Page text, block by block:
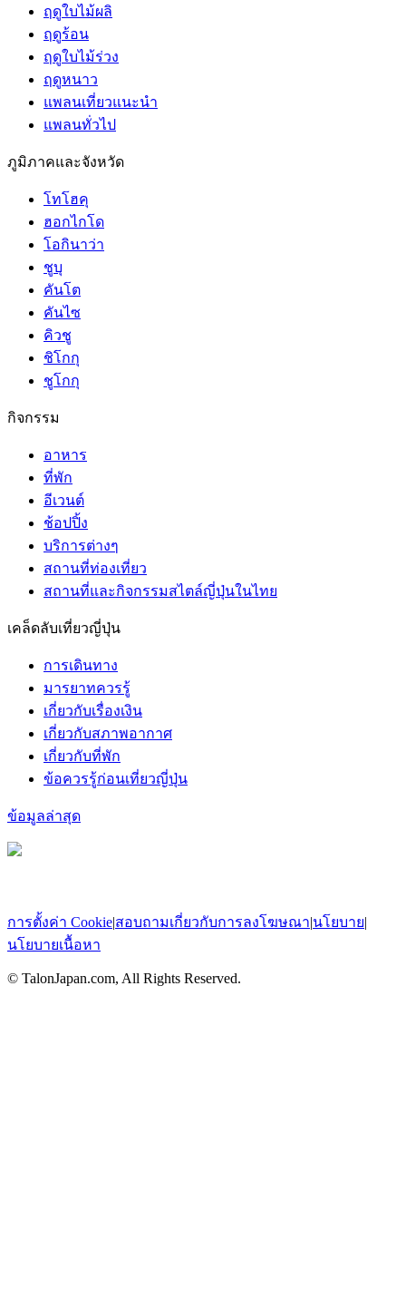
ฤดูใบไม้ผลิ
ฤดูร้อน
ฤดูใบไม้ร่วง
ฤดูหนาว
แพลนเที่ยวแนะนำ
แพลนทั่วไป
ภูมิภาคและจังหวัด
โทโฮคุ
ฮอกไกโด
โอกินาว่า
ชูบุ
คันโต
คันไซ
คิวชู
ชิโกกุ
ชูโกกุ
กิจกรรม
อาหาร
ที่พัก
อีเวนต์
ช้อปปิ้ง
บริการต่างๆ
สถานที่ท่องเที่ยว
สถานที่และกิจกรรมสไตล์ญี่ปุ่นในไทย
เคล็ดลับเที่ยวญี่ปุ่น
การเดินทาง
มารยาทควรรู้
เกี่ยวกับเรื่องเงิน
เกี่ยวกับสภาพอากาศ
เกี่ยวกับที่พัก
ข้อควรรู้ก่อนเที่ยวญี่ปุ่น
ข้อมูลล่าสุด
การตั้งค่า Cookie|สอบถามเกี่ยวกับการลงโฆษณา|นโยบาย|
นโยบายเนื้อหา
© TalonJapan.com, All Rights Reserved.